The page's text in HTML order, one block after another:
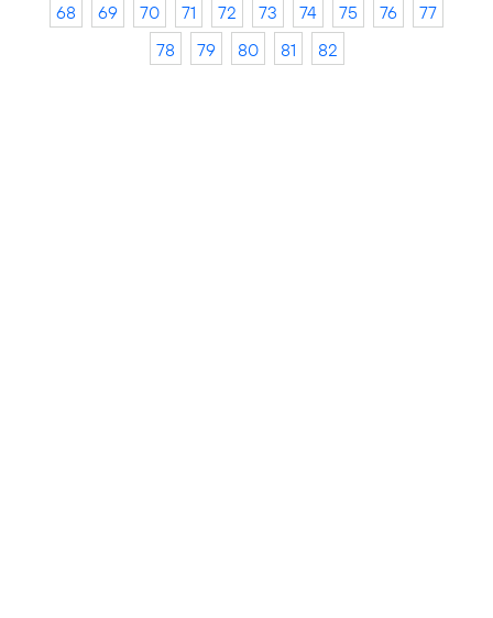
68
69 70 71 72 73 74 75 76
77
78
79 80 81 82